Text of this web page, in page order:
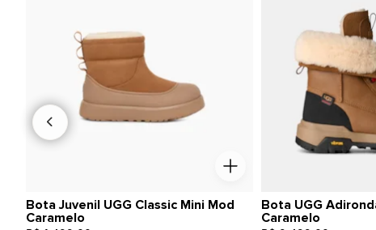
Bota Juvenil UGG Classic Mini Mod
Caramelo
Bota UGG
Caramelo